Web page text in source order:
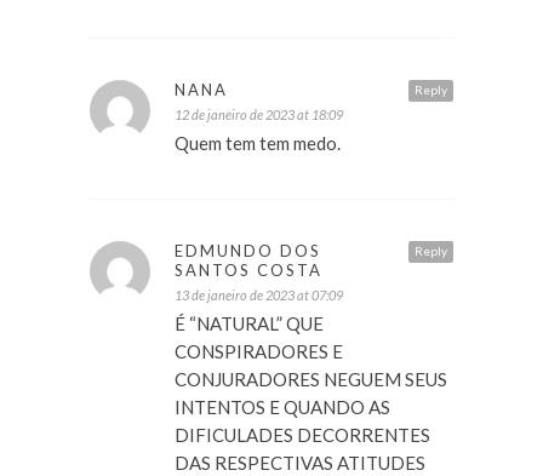
Reply
NANA
12 de janeiro de 2023 at 18:09
Quem tem tem medo.
Reply
EDMUNDO DOS
SANTOS COSTA
13 de janeiro de 2023 at 07:09
É “NATURAL” QUE
CONSPIRADORES E
CONJURADORES NEGUEM SEUS
INTENTOS E QUANDO AS
DIFICULADES DECORRENTES
DAS RESPECTIVAS ATITUDES